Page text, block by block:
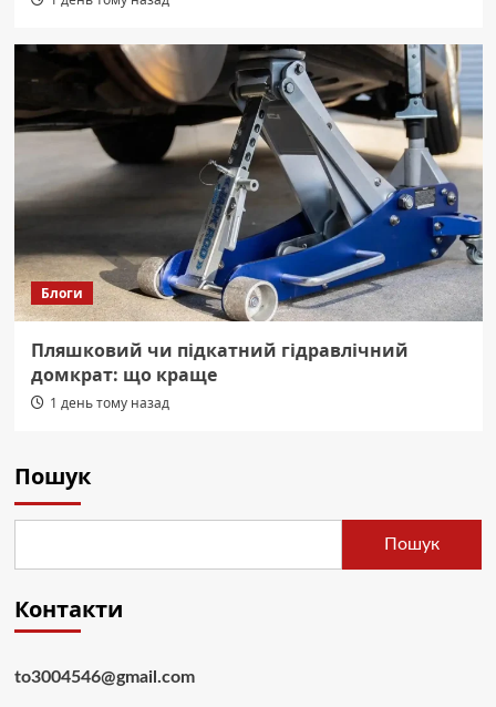
Блоги
Пляшковий чи підкатний гідравлічний
домкрат: що краще
1 день тому назад
Пошук
Пошук
Контакти
to3004546@gmail.com